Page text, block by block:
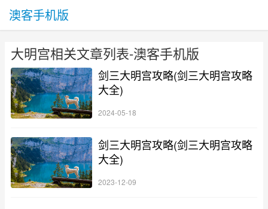
澳客手机版
大明宫相关文章列表-澳客手机版
剑三大明宫攻略(剑三大明宫攻略
大全)
2024-05-18
剑三大明宫攻略(剑三大明宫攻略
大全)
2023-12-09